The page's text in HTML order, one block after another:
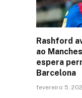
Rashford
ao
espera
Barcelona
fevereiro 5,